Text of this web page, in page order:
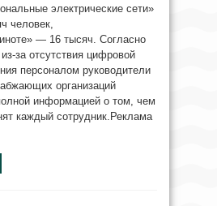
электрические сети»
человек,
— 16 тысяч. Согласно
за отсутствия цифровой
персоналом руководители
организаций
информацией о том, чем
каждый сотрудник.Реклама